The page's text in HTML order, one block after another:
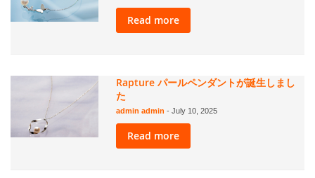
Read more
Rapture パールペンダントが誕生しまし
た
admin admin- July 10, 2025
Read more